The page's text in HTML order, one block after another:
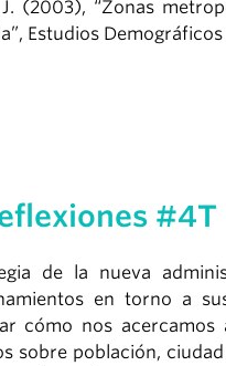
J. (2003), “Zonas
Estudios
#4T
de la nueva
en torno a
cómo nos
sobre población,